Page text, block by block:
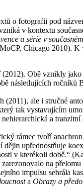
o fotografii pod
v kontextu
a série v
Chicago 2010). K
(2012). Obě vznikly jako
následujících
ale i stručné
tak vystavujícím
a
rámec tvoří
upřednostňuje
v kterékoli době.“
na
impulsu sehrála
a Obrazy a